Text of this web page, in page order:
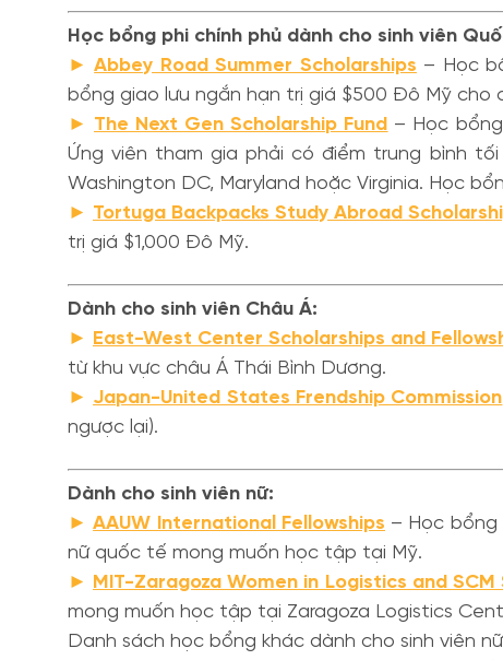
Học bổng phi chính phủ dành cho sinh viên
►Abbey Road Summer Scholarships – Học
bổng giao lưu ngắn hạn trị giá $500 Đô Mỹ cho
► The Next Gen Scholarship Fund – Học
Ứng viên tham gia phải có điểm trung bình
Washington DC, Maryland hoặc Virginia. Học
► Tortuga Backpacks Study Abroad
trị giá $1,000 Đô Mỹ.
Dành cho sinh viên Châu Á:
► East-West Center Scholarships and
từ khu vực châu Á Thái Bình Dương.
► Japan-United States Frendship Commission
ngược lại).
Dành cho sinh viên nữ:
►AAUW International Fellowships – Học bổng
nữ quốc tế mong muốn học tập tại Mỹ.
► MIT-Zaragoza Women in Logistics and SCM
mong muốn học tập tại Zaragoza Logistics
Danh sách học bổng khác dành cho sinh viên